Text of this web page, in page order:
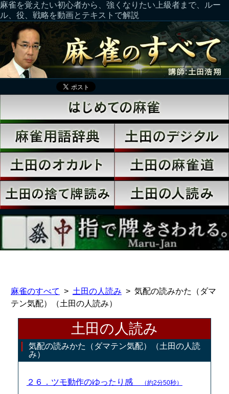
麻雀を覚えたい初心者から、強くなりたい上級者まで、ルー
ル、役、戦略を動画とテキストで解説
麻雀のすべて 土田の人読み
気配の読みかた（ダマ
テン気配）（土田の人読み）
土田の人読み
気配の読みかた（ダマテン気配）（土田の人読
み）
２６．ツモ動作のゆったり感 （約2分50秒）